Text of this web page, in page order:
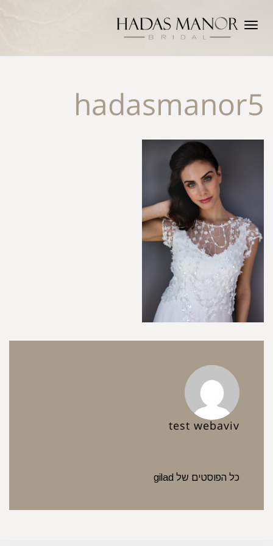
תפריט
hadasmanor5
test webaviv
כל הפוסטים של gilad